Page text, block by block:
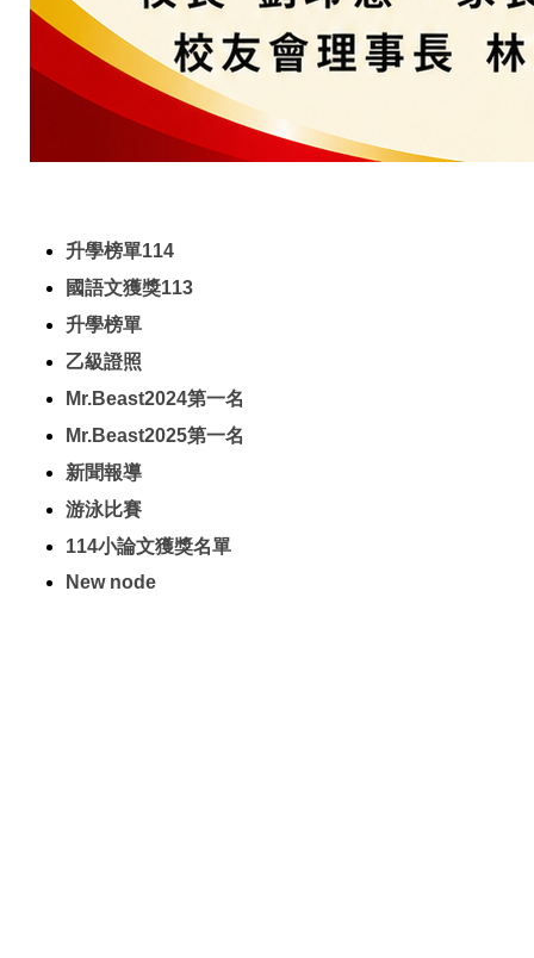
升學榜單114
國語文獲獎113
升學榜單
乙級證照
Mr.Beast2024第一名
Mr.Beast2025第一名
新聞報導
游泳比賽
114小論文獲獎名單
New node